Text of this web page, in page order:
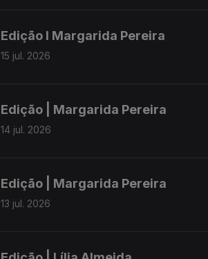
Edição I Margarida Pereira
15 jul. 2026
Edição | Margarida Pereira
14 jul. 2026
Edição | Margarida Pereira
13 jul. 2026